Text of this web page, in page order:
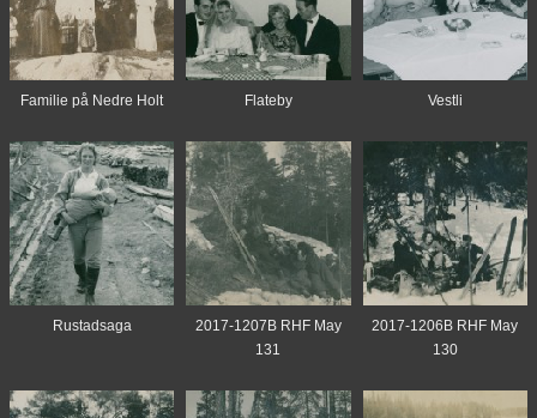
Familie på Nedre Holt Flateby Vestli
Rustadsaga
2017-1207B RHF May
131
2017-1206B RHF May
130